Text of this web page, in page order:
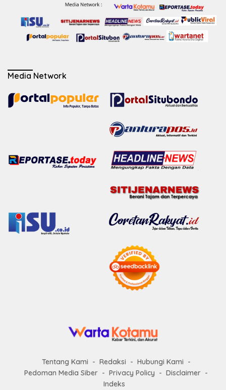
Media Network
Tentang Kami Redaksi
Hubungi Kami
Pedoman Media Siber
Privacy Policy
Disclaimer
Indeks